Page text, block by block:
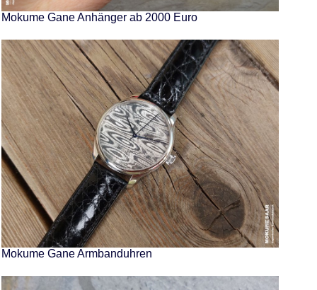
Mokume Gane Anhänger ab 2000 Euro
Mokume Gane Armbanduhren